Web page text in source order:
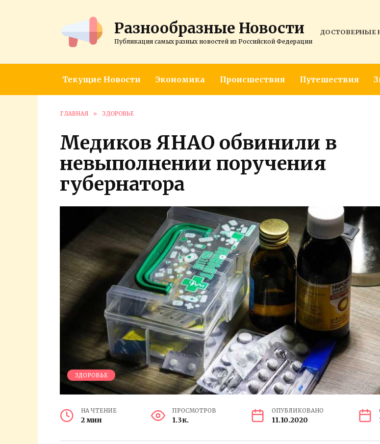
Разнообразные Новости
Публикация самых разных новостей из Российской Федерации
ДОСТОВЕРНЫЕ
Текущие Новости Экономика Происшествия Путешествия
ГЛАВНАЯ » ЗДОРОВЬЕ
Медиков ЯНАО обвинили в
невыполнении поручения
губернатора
ЗДОРОВЬЕ
НА ЧТЕНИЕ
2 мин
ПРОСМОТРОВ
1.3к.
ОПУБЛИКОВАНО
11.10.2020